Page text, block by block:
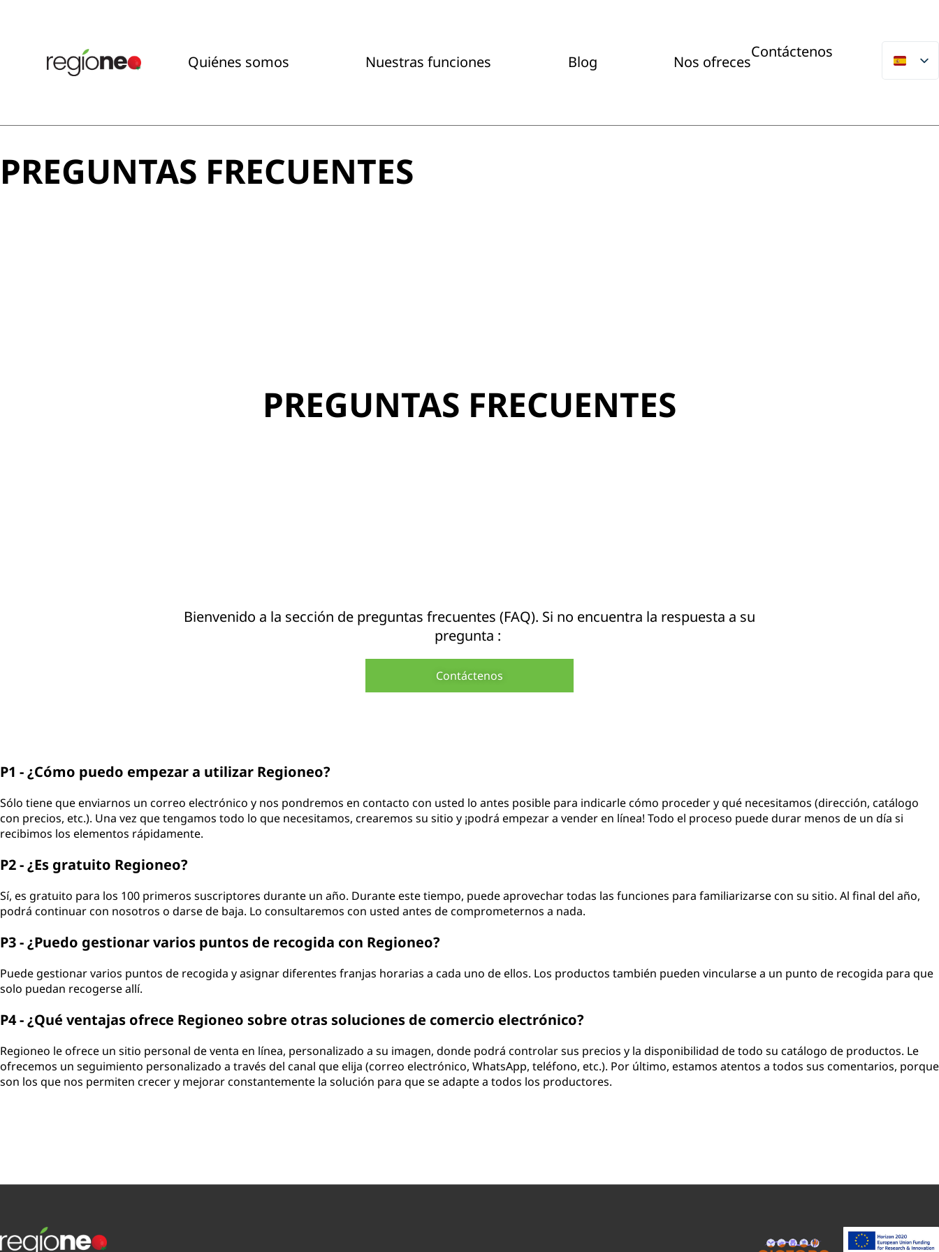
Quiénes somos Nuestras funciones Blog Nos ofreces
Contáctenos
PREGUNTAS FRECUENTES
PREGUNTAS FRECUENTES
Bienvenido a la sección de preguntas frecuentes (FAQ). Si no encuentra la respuesta a su
pregunta :
Contáctenos
P1 - ¿Cómo puedo empezar a utilizar Regioneo?
Sólo tiene que enviarnos un correo electrónico y nos pondremos en contacto con usted lo antes posible para indicarle cómo proceder y qué necesitamos (dirección, catálogo
con precios, etc.). Una vez que tengamos todo lo que necesitamos, crearemos su sitio y ¡podrá empezar a vender en línea! Todo el proceso puede durar menos de un día si
recibimos los elementos rápidamente.
P2 - ¿Es gratuito Regioneo?
Sí, es gratuito para los 100 primeros suscriptores durante un año. Durante este tiempo, puede aprovechar todas las funciones para familiarizarse con su sitio. Al final del año,
podrá continuar con nosotros o darse de baja. Lo consultaremos con usted antes de comprometernos a nada.
P3 - ¿Puedo gestionar varios puntos de recogida con Regioneo?
Puede gestionar varios puntos de recogida y asignar diferentes franjas horarias a cada uno de ellos. Los productos también pueden vincularse a un punto de recogida para que
solo puedan recogerse allí.
P4 - ¿Qué ventajas ofrece Regioneo sobre otras soluciones de comercio electrónico?
Regioneo le ofrece un sitio personal de venta en línea, personalizado a su imagen, donde podrá controlar sus precios y la disponibilidad de todo su catálogo de productos. Le
ofrecemos un seguimiento personalizado a través del canal que elija (correo electrónico, WhatsApp, teléfono, etc.). Por último, estamos atentos a todos sus comentarios, porque
son los que nos permiten crecer y mejorar constantemente la solución para que se adapte a todos los productores.